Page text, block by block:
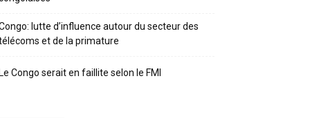
lutte d’influence autour du secteur des
et de la primature
Congo serait en faillite selon le FMI